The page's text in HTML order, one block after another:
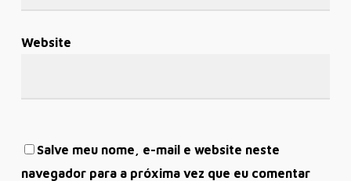
Website
Salve meu nome, e-mail e website neste
navegador para a próxima vez que eu comentar